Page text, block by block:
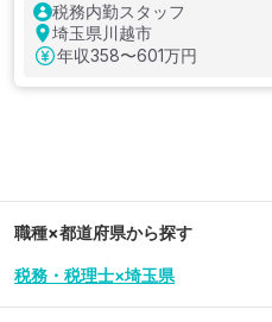
税務内勤スタッフ
埼玉県川越市
年収358〜601万円
職種×都道府県から探す
税務・税理士×埼玉県